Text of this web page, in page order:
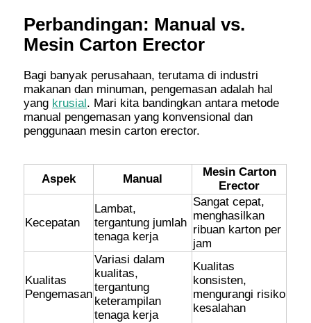
Perbandingan: Manual vs.
Mesin Carton Erector
Bagi banyak perusahaan, terutama di industri
makanan dan minuman, pengemasan adalah hal
yang krusial. Mari kita bandingkan antara metode
manual pengemasan yang konvensional dan
penggunaan mesin carton erector.
Aspek Manual
Mesin Carton
Erector
Kecepatan
Lambat,
tergantung jumlah
tenaga kerja
Sangat cepat,
menghasilkan
ribuan karton per
jam
Kualitas
Pengemasan
Variasi dalam
kualitas,
tergantung
keterampilan
tenaga kerja
Kualitas
konsisten,
mengurangi risiko
kesalahan